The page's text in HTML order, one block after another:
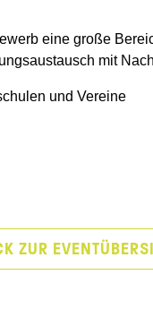
eine große
mit
und Vereine
ZUR